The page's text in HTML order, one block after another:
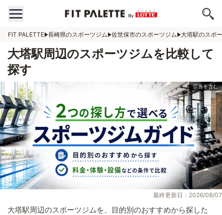
FIT PALETTE 長崎県のスポーツジム 佐世保市のスポーツジム 大塔駅のスポ
大塔駅周辺のスポーツジムを比較して
探す
最終更新日：2026/08/07
大塔駅周辺のスポーツジムを、目的別のおすすめから探した